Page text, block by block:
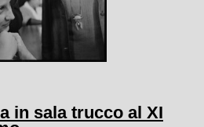
in sala trucco al XI